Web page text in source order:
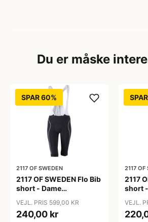
Du er måske
SPAR 60%
2117 OF SWEDEN
2117 OF SWEDEN Flo Bib
short - Dame
Sort - Str. 36
VEJL. PRIS 599,00 KR
240,00 kr
2117 OF
2117
short
Sort -
VEJL.